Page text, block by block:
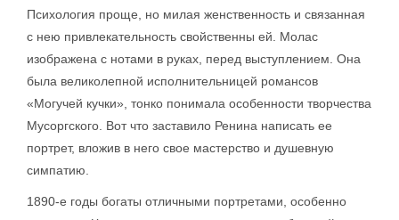
Психология проще, но милая женственность и связанная
с нею привлекательность свойственны ей. Молас
изображена с нотами в руках, перед выступлением. Она
была великолепной исполнительницей романсов
«Могучей кучки», тонко понимала особенности творчества
Мусоргского. Вот что заставило Ренина написать ее
портрет, вложив в него свое мастерство и душевную
симпатию.
1890-е годы богаты отличными портретами, особенно